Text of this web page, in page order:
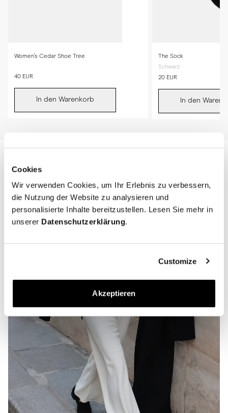
Cookies
Wir verwenden Cookies, um Ihr Erlebnis zu verbessern,
die Nutzung der Website zu analysieren und
personalisierte Inhalte bereitzustellen. Lesen Sie mehr in
unserer Datenschutzerklärung.
Customize
Akzeptieren
Women's Cedar Shoe Tree
40 EUR
In den Warenkorb
The Sock
Schwarz
20 EUR
In den